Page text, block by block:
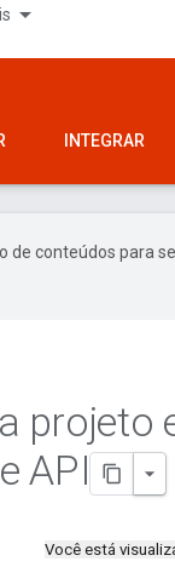
INTEGRAR
de conteúdos para
projeto
API
Você está